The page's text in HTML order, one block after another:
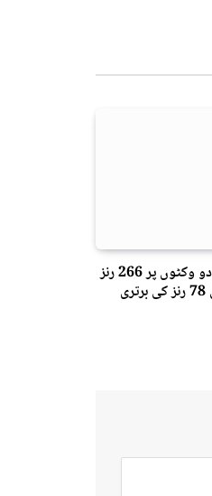
پاکستان نے پہلی اننگز دو وکٹوں پر 266 رنز
بنا لیے، ویسٹ انڈیز کی 78 رنز کی برتری